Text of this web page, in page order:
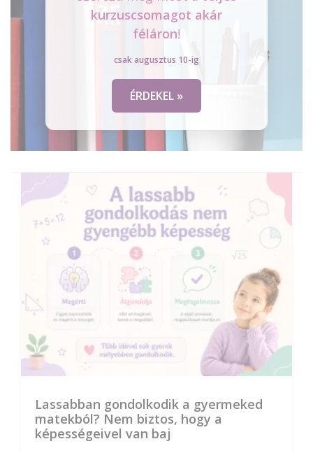
kurzuscsomagot akár
féláron!
csak augusztus 10-ig
ÉRDEKEL »
Lassabban gondolkodik a gyermeked
matekból? Nem biztos, hogy a
képességeivel van baj